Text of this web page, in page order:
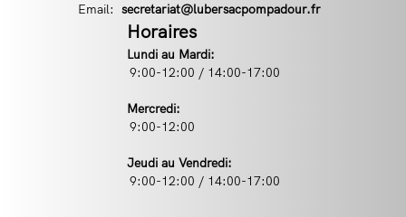
Email: Email
secretariat@lubersacpompadour.fr
Horaires
Lundi au Mardi:
9:00-12:00 / 14:00-17:00
Mercredi:
9:00-12:00
Jeudi au Vendredi:
9:00-12:00 / 14:00-17:00